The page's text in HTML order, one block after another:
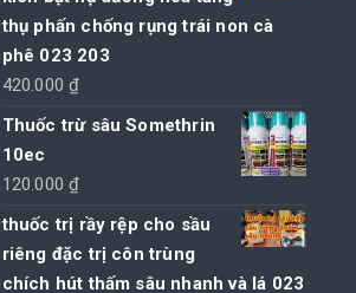
thụ phấn chống rụng trái non cà
phê 023 203
420.000₫
Thuốc trừ sâu Somethrin
10ec
120.000₫
thuốc trị rầy rệp cho sầu
riêng đặc trị côn trùng
chích hút thấm sâu nhanh và lá 023